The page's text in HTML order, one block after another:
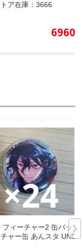
ア在庫： 3666
6960
フィーチャー2 缶バッジ
ャー缶 あんスタ UNDE